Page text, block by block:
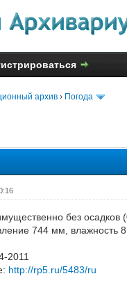
архив › Погода
без
744 мм, влажность
2011
http://rp5.ru/5483/ru